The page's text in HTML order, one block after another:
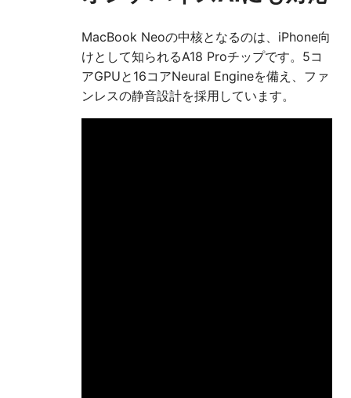
MacBook Neoの中核となるのは、iPhone向
けとして知られるA18 Proチップです。5コ
アGPUと16コアNeural Engineを備え、ファ
ンレスの静音設計を採用しています。